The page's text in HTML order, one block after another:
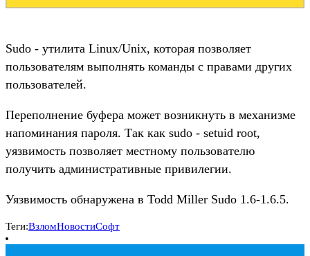
Sudo - утилита Linux/Unix, которая позволяет
пользователям выполнять команды с правами других
пользователей.
Переполнение буфера может возникнуть в механизме
напоминания пароля. Так как sudo - setuid root,
уязвимость позволяет местному пользователю
получить административные привилегии.
Уязвимость обнаружена в Todd Miller Sudo 1.6-1.6.5.
Теги:ВзломНовостиСофт